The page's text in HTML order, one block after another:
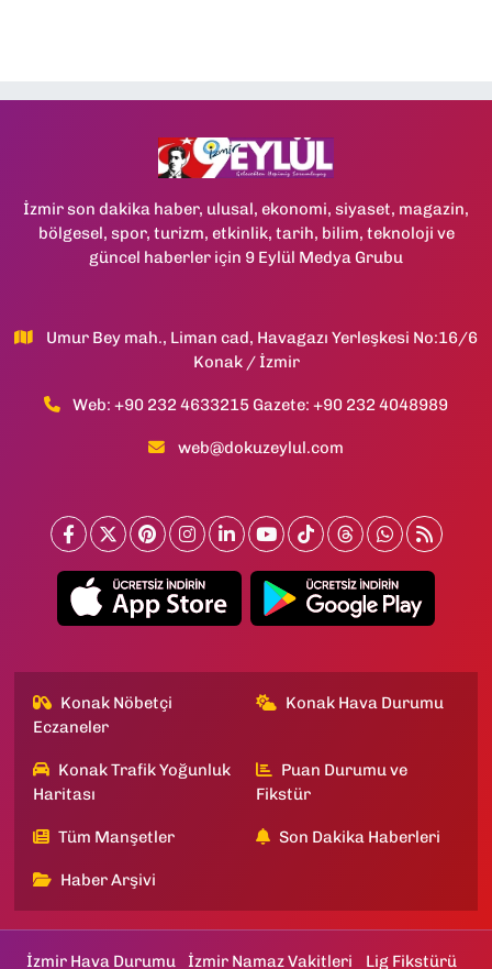
İzmir son dakika haber, ulusal, ekonomi, siyaset, magazin,
bölgesel, spor, turizm, etkinlik, tarih, bilim, teknoloji ve
güncel haberler için 9 Eylül Medya Grubu
Umur Bey mah., Liman cad, Havagazı Yerleşkesi No:16/6
Konak / İzmir
Web: +90 232 4633215 Gazete: +90 232 4048989
web@dokuzeylul.com
Konak Nöbetçi
Eczaneler
Konak Hava Durumu
Konak Trafik Yoğunluk
Haritası
Puan Durumu ve
Fikstür
Tüm Manşetler Son Dakika Haberleri
Haber Arşivi
İzmir Hava Durumu İzmir Namaz Vakitleri Lig Fikstürü